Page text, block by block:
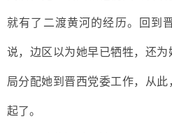
就有了二渡黄河的经历。回到
说，边区以为她早已牺牲，还为
局分配她到晋西党委工作，从此
起了。